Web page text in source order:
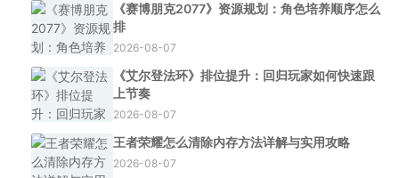
《赛博朋克2077》资源规划：角色培养顺序怎么
排
2026-08-07
《艾尔登法环》排位提升：回归玩家如何快速跟
上节奏
2026-08-07
王者荣耀怎么清除内存方法详解与实用攻略
2026-08-07